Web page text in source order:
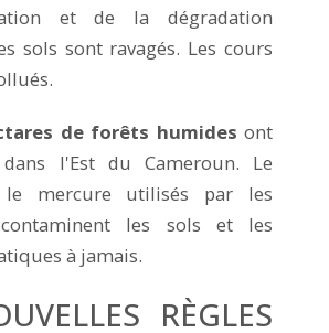
et de la dégradation
sols sont ravagés. Les cours
de forêts humides ont
l'Est du Cameroun. Le
mercure utilisés par les
les sols et les
à jamais.
RÈGLES